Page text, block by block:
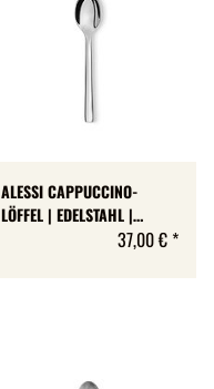
ALESSI CAPPUCCINO-
LÖFFEL | EDELSTAHL |
»OVALE« | SET MIT 6 STÜCK
37,00 € *